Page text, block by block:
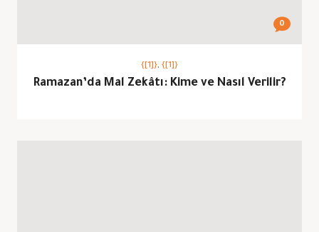
0
{[1]}, {[1]}
Ramazan’da Mal Zekâtı: Kime ve Nasıl Verilir?